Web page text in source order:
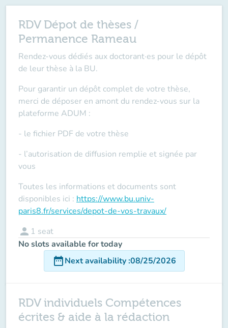
RDV Dépot de thèses /
Permanence Rameau
Rendez-vous dédiés aux doctorant·es pour le dépôt
de leur thèse à la BU.
Pour garantir un dépôt complet de votre thèse,
merci de déposer en amont du rendez-vous sur la
plateforme ADUM :
- le fichier PDF de votre thèse
- l’autorisation de diffusion remplie et signée par
vous
Toutes les informations et documents sont
disponibles ici : https://www.bu.univ-
paris8.fr/services/depot-de-vos-travaux/
person 1 seat
No slots available for today
date_rangeNext availability:08/25/2026
RDV individuels Compétences
écrites & aide à la rédaction